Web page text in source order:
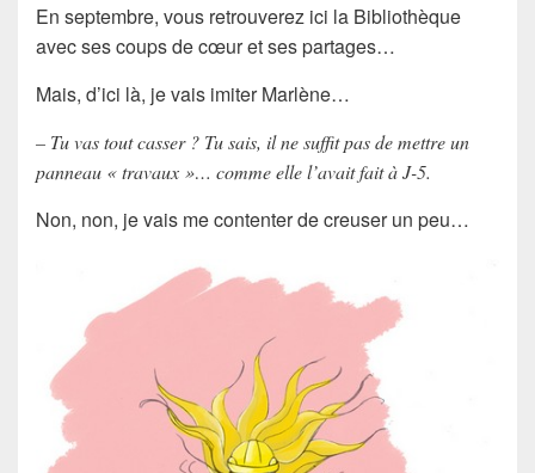
En septembre, vous retrouverez ici la Bibliothèque
avec ses coups de cœur et ses partages…
Mais, d’ici là, je vais imiter Marlène…
– Tu vas tout casser ? Tu sais, il ne suffit pas de mettre un
panneau « travaux »… comme elle l’avait fait à J-5.
Non, non, je vais me contenter de creuser un peu…